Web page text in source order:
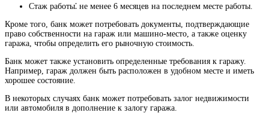
Стаж работы⁚ не менее 6 месяцев на последнем месте работы.
Кроме того, банк может потребовать документы, подтверждающие
право собственности на гараж или машино-место, а также оценку
гаража, чтобы определить его рыночную стоимость.
Банк может также установить определенные требования к гаражу.
Например, гараж должен быть расположен в удобном месте и иметь
хорошее состояние.
В некоторых случаях банк может потребовать залог недвижимости
или автомобиля в дополнение к залогу гаража.